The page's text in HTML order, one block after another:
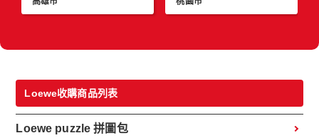
Loewe收購商品列表
Loewe puzzle 拼圖包